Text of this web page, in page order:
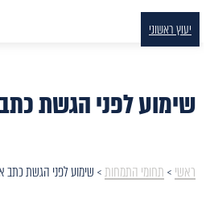
יעוץ ראשוני
שימוע לפני הגשת
ראשי > תחומי התמחות> שימוע לפני הגשת כתב